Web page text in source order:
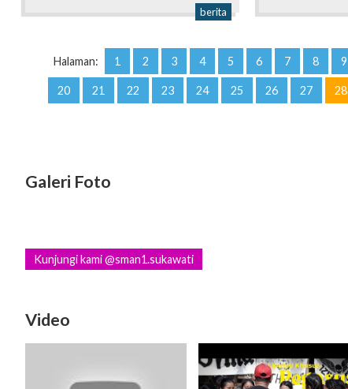
berita
Halaman: 1 2 3 4 5 6 7 8 9
20 21 22 23 24 25 26 27 28
Galeri Foto
Kunjungi kami @sman1.sukawati
Video